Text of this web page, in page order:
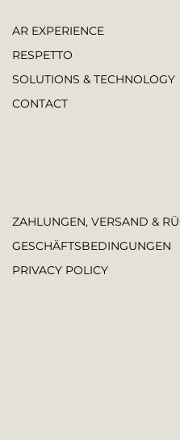
AR EXPERIENCE
RESPETTO
SOLUTIONS & TECHNOLOGY
CONTACT
ZAHLUNGEN, VERSAND &
GESCHÄFTSBEDINGUNGEN
PRIVACY POLICY